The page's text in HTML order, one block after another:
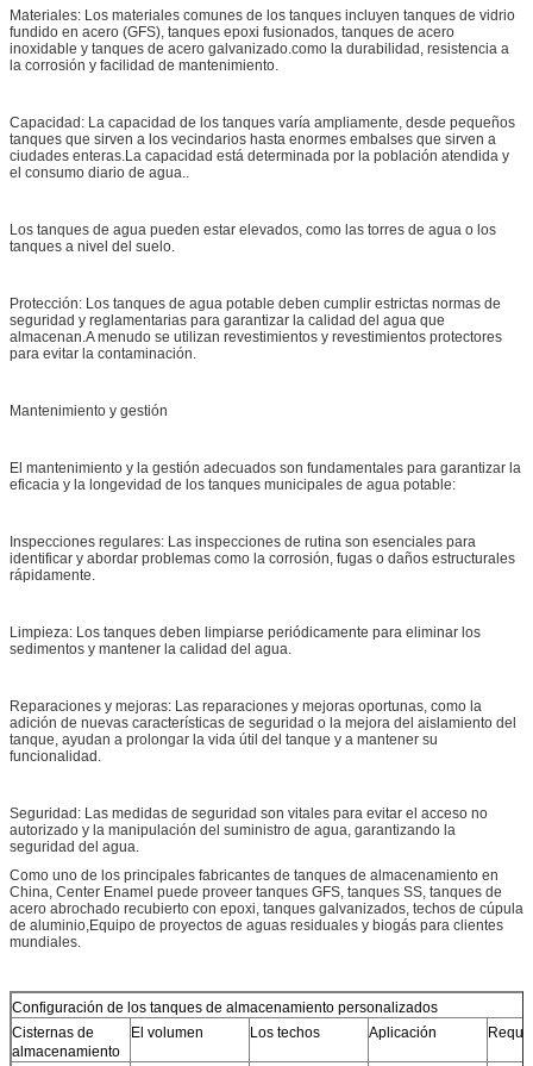
Materiales: Los materiales comunes de los tanques incluyen tanques de vidrio
fundido en acero (GFS), tanques epoxi fusionados, tanques de acero
inoxidable y tanques de acero galvanizado.como la durabilidad, resistencia a
la corrosión y facilidad de mantenimiento.
Capacidad: La capacidad de los tanques varía ampliamente, desde pequeños
tanques que sirven a los vecindarios hasta enormes embalses que sirven a
ciudades enteras.La capacidad está determinada por la población atendida y
el consumo diario de agua..
Los tanques de agua pueden estar elevados, como las torres de agua o los
tanques a nivel del suelo.
Protección: Los tanques de agua potable deben cumplir estrictas normas de
seguridad y reglamentarias para garantizar la calidad del agua que
almacenan.A menudo se utilizan revestimientos y revestimientos protectores
para evitar la contaminación.
Mantenimiento y gestión
El mantenimiento y la gestión adecuados son fundamentales para garantizar la
eficacia y la longevidad de los tanques municipales de agua potable:
Inspecciones regulares: Las inspecciones de rutina son esenciales para
identificar y abordar problemas como la corrosión, fugas o daños estructurales
rápidamente.
Limpieza: Los tanques deben limpiarse periódicamente para eliminar los
sedimentos y mantener la calidad del agua.
Reparaciones y mejoras: Las reparaciones y mejoras oportunas, como la
adición de nuevas características de seguridad o la mejora del aislamiento del
tanque, ayudan a prolongar la vida útil del tanque y a mantener su
funcionalidad.
Seguridad: Las medidas de seguridad son vitales para evitar el acceso no
autorizado y la manipulación del suministro de agua, garantizando la
seguridad del agua.
Como uno de los principales fabricantes de tanques de almacenamiento en
China, Center Enamel puede proveer tanques GFS, tanques SS, tanques de
acero abrochado recubierto con epoxi, tanques galvanizados, techos de cúpula
de aluminio,Equipo de proyectos de aguas residuales y biogás para clientes
mundiales.
Configuración de los tanques de almacenamiento personalizados
Cisternas de
almacenamiento
El volumen Los techos Aplicación